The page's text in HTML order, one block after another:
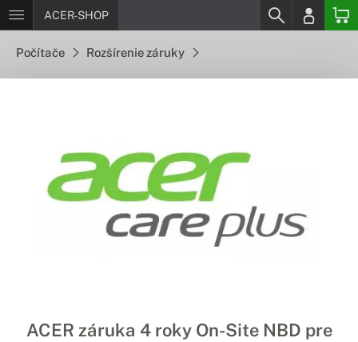
ACER-SHOP
Počítače Rozšírenie záruky
ACER záruka 4 roky On-Site NBD pre